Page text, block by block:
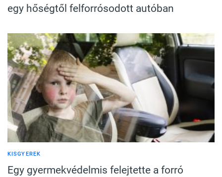
egy hőségtől felforrósodott autóban
KISGYEREK
Egy gyermekvédelmis felejtette a forró